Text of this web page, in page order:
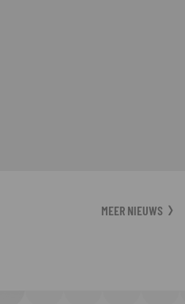
MEER NIEUWS